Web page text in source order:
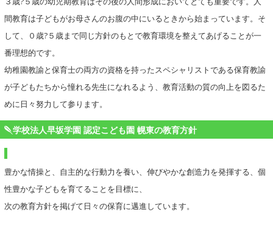
間教育は子どもがお母さんのお腹の中にいるときから始まっています。そ
して、０歳?５歳まで同じ方針のもとで教育環境を整えてあげることが一
番理想的です。
幼稚園教諭と保育士の両方の資格を持ったスペシャリストである保育教諭
が子どもたちから憧れる先生になれるよう、教育活動の質の向上を図るた
めに日々努力して参ります。
学校法人早坂学園 認定こども園 幌東の教育方針
豊かな情操と、自主的な行動力を養い、伸びやかな創造力を発揮する、個
性豊かな子どもを育てることを目標に、
次の教育方針を掲げて日々の保育に邁進しています。